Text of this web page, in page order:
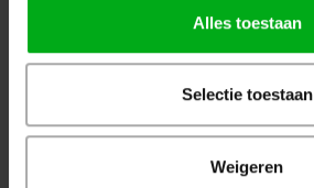
Alles toestaan
Selectie toestaan
Weigeren